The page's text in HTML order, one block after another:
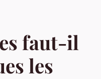
faut-il
les